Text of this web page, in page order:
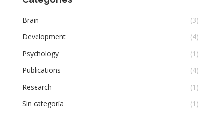
Brain
(3)
Development
(4)
Psychology
(1)
Publications
(4)
Research
(1)
Sin categoría
(1)